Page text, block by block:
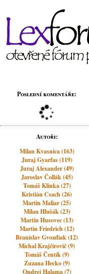
Poslední komentáře:
Autoři:
Milan Kvasnica (163)
Juraj Gyarfas (119)
Juraj Alexander (49)
Jaroslav Čollák (45)
Tomáš Klinka (27)
Kristián Csach (26)
Martin Maliar (25)
Milan Hlušák (23)
Martin Husovec (13)
Martin Friedrich (12)
Branislav Gvozdiak (12)
Michal Krajčírovič (9)
Tomáš Čentík (9)
Zuzana Hecko (9)
Ondrej Halama (7)